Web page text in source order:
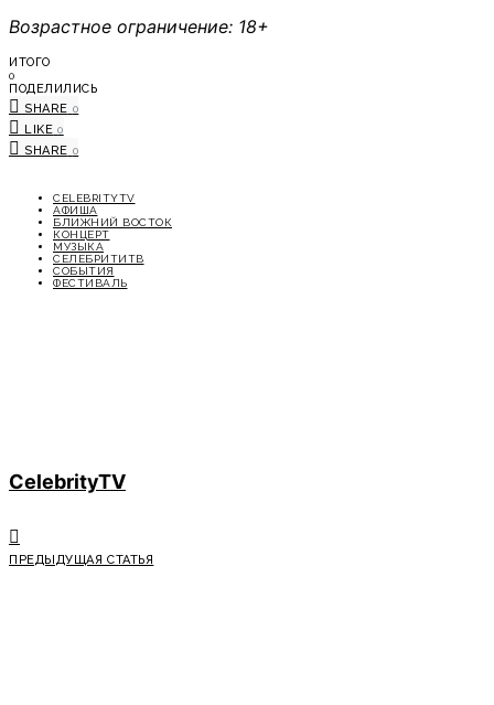
Возрастное ограничение: 18+
ИТОГО
0
ПОДЕЛИЛИСЬ
SHARE 0
LIKE 0
SHARE 0
CELEBRITYTV
АФИША
БЛИЖНИЙ ВОСТОК
КОНЦЕРТ
МУЗЫКА
СЕЛЕБРИТИТВ
СОБЫТИЯ
ФЕСТИВАЛЬ
CelebrityTV
ПРЕДЫДУЩАЯ СТАТЬЯ